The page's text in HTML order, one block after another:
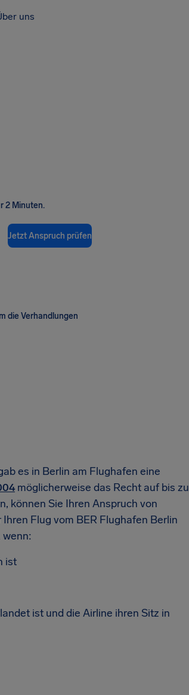
uns
2 Minuten.
Jetzt Anspruch prüfen
die Verhandlungen
es in Berlin am Flughafen eine
möglicherweise das Recht auf bis zu
können Sie Ihren Anspruch von
Flug vom BER Flughafen Berlin
ist
ist und die Airline ihren Sitz in